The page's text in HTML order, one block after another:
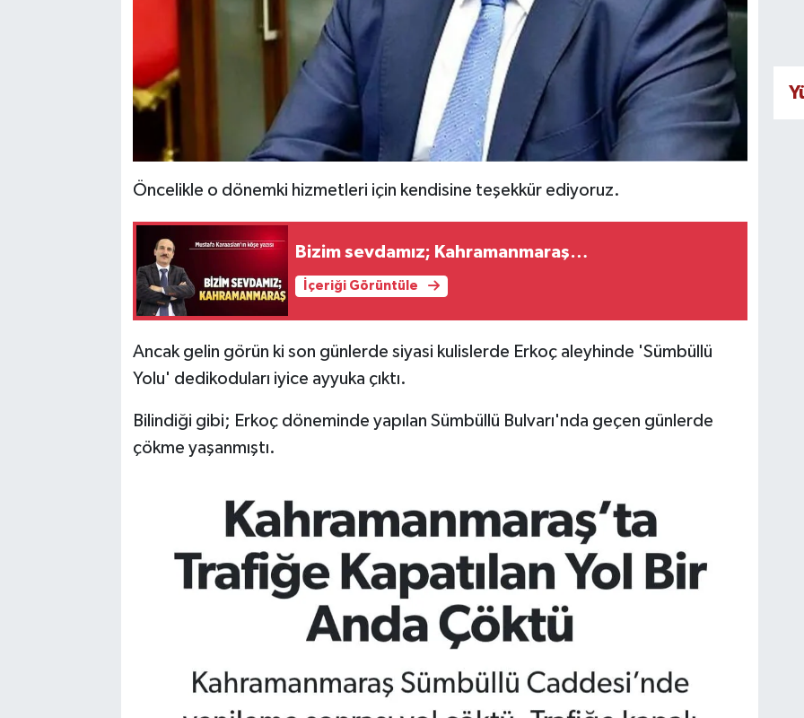
Öncelikle o dönemki hizmetleri için kendisine teşekkür ediyoruz.
Bizim sevdamız; Kahramanmaraş…
İçeriği Görüntüle
Ancak gelin görün ki son günlerde siyasi kulislerde Erkoç aleyhinde 'Sümbüllü
Yolu' dedikoduları iyice ayyuka çıktı.
Bilindiği gibi; Erkoç döneminde yapılan Sümbüllü Bulvarı'nda geçen günlerde
çökme yaşanmıştı.